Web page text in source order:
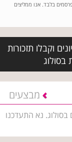
בלבד. אנו ממליצים
וקבלו תזכורות
בסולוג
מבצעים
נא התעדכנו